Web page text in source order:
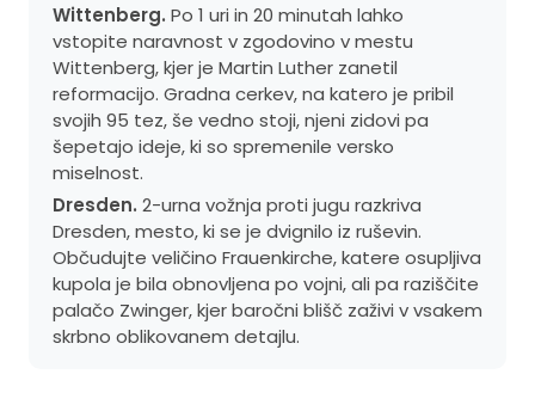
Wittenberg. Po 1 uri in 20 minutah lahko
vstopite naravnost v zgodovino v mestu
Wittenberg, kjer je Martin Luther zanetil
reformacijo. Gradna cerkev, na katero je pribil
svojih 95 tez, še vedno stoji, njeni zidovi pa
šepetajo ideje, ki so spremenile versko
miselnost.
Dresden. 2-urna vožnja proti jugu razkriva
Dresden, mesto, ki se je dvignilo iz ruševin.
Občudujte veličino Frauenkirche, katere osupljiva
kupola je bila obnovljena po vojni, ali pa raziščite
palačo Zwinger, kjer baročni blišč zaživi v vsakem
skrbno oblikovanem detajlu.